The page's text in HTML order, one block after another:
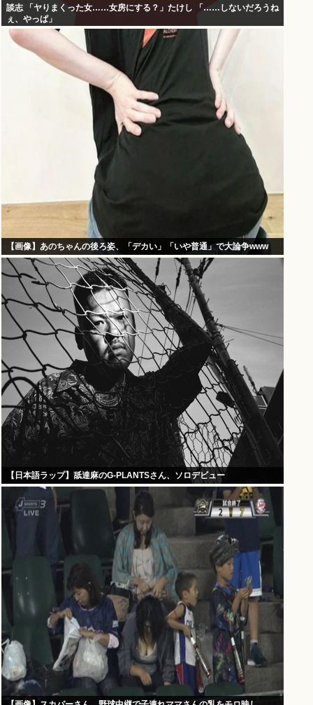
談志 「ヤりまくった女……女房にする？」たけし 「……しないだろうね
ぇ、やっぱ」
【画像】あのちゃんの後ろ姿、「デカい」「いや普通」で大論争www
【日本語ラップ】舐達麻のG-PLANTSさん、ソロデビュー